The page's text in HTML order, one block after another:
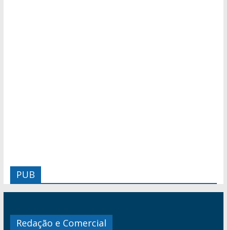
PUB
Redação e Comercial